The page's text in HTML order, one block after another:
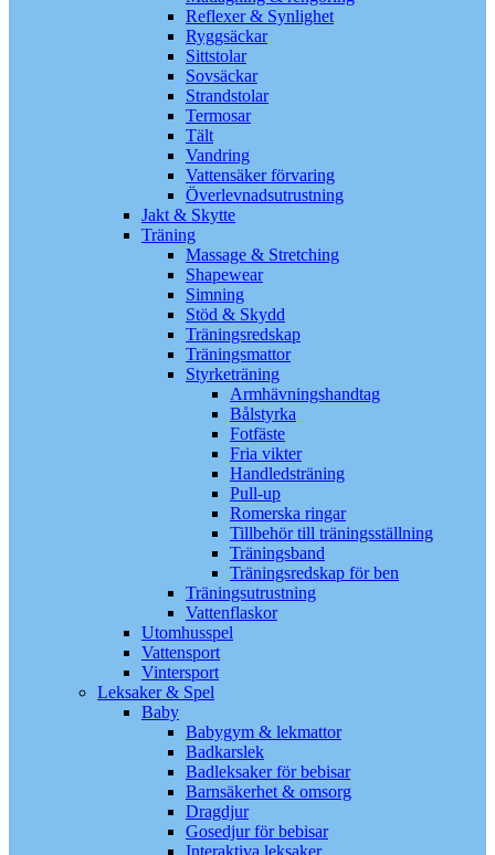
Reflexer & Synlighet
Ryggsäckar
Sittstolar
Sovsäckar
Strandstolar
Termosar
Tält
Vandring
Vattensäker förvaring
Överlevnadsutrustning
Jakt & Skytte
Träning
Massage & Stretching
Shapewear
Simning
Stöd & Skydd
Träningsredskap
Träningsmattor
Styrketräning
Armhävningshandtag
Bålstyrka
Fotfäste
Fria vikter
Handledsträning
Pull-up
Romerska ringar
Tillbehör till träningsställning
Träningsband
Träningsredskap för ben
Träningsutrustning
Vattenflaskor
Utomhusspel
Vattensport
Vintersport
Leksaker & Spel
Baby
Babygym & lekmattor
Badkarslek
Badleksaker för bebisar
Barnsäkerhet & omsorg
Dragdjur
Gosedjur för bebisar
Interaktiva leksaker